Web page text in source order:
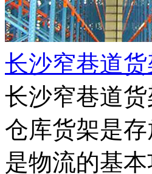
长沙窄巷道货
长沙窄巷道货
仓库货架是
是物流的基